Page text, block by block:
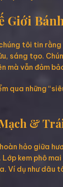
Giới
tôi tin
sáng tạo.
mà vẫn đảm
qua những
&
hảo giữa
kem phô
Ví dụ như dâu